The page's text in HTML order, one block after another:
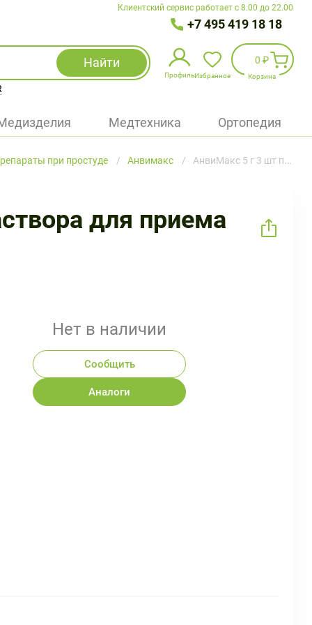
Клиентский сервис работает с 8.00 до 22.00
+7 495 419 18 18
Найти
Наборы
Профиль
Избранное
Войти
Избранное
0 ₽
Корзина
Медтехника Ортопедия
при простуде Анвимакс АнвиМакс 5 г 3 шт порошок для приготовления раствора для приема внутрь клюква
для приема
Нет в наличии
Сообщить
Аналоги